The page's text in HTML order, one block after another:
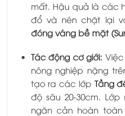
mất. Hậu quả là các
đổ và nén chặt lại
đóng váng bề mặt
Tác động cơ giới:
nông nghiệp nặng
tạo ra các lớp Tầng
độ sâu 20-30cm.
ngăn cản hoàn